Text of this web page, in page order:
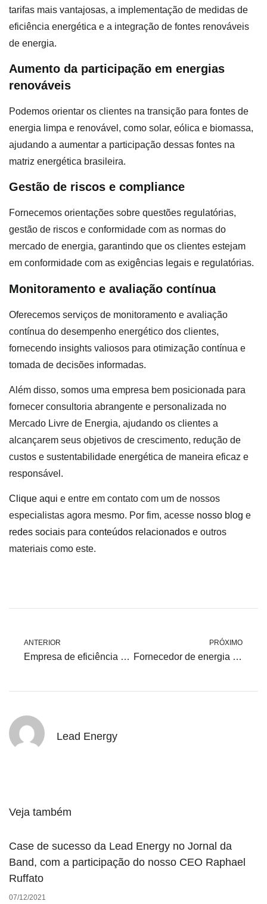
tarifas mais vantajosas, a implementação de medidas de
eficiência energética e a integração de fontes renováveis
de energia.
Aumento da participação em energias
renováveis
Podemos orientar os clientes na transição para fontes de
energia limpa e renovável, como solar, eólica e biomassa,
ajudando a aumentar a participação dessas fontes na
matriz energética brasileira.
Gestão de riscos e compliance
Fornecemos orientações sobre questões regulatórias,
gestão de riscos e conformidade com as normas do
mercado de energia, garantindo que os clientes estejam
em conformidade com as exigências legais e regulatórias.
Monitoramento e avaliação contínua
Oferecemos serviços de monitoramento e avaliação
contínua do desempenho energético dos clientes,
fornecendo insights valiosos para otimização contínua e
tomada de decisões informadas.
Além disso, somos uma empresa bem posicionada para
fornecer consultoria abrangente e personalizada no
Mercado Livre de Energia, ajudando os clientes a
alcançarem seus objetivos de crescimento, redução de
custos e sustentabilidade energética de maneira eficaz e
responsável.
Clique aqui e entre em contato com um de nossos
especialistas agora mesmo. Por fim, acesse nosso blog e
redes sociais para conteúdos relacionados e outros
materiais como este.
ANTERIOR
Empresa de eficiência energética: O que é?
PRÓXIMO
Fornecedor de energia elétrica: O que é?
Lead Energy
Veja também
Case de sucesso da Lead Energy no Jornal da
Band, com a participação do nosso CEO Raphael
Ruffato
07/12/2021